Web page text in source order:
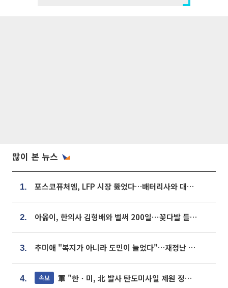
많이 본 뉴스
1. 포스코퓨처엠, LFP 시장 뚫었다…배터리사와 대규모 장기 공급 합의
2. 아옳이, 한의사 김형배와 벌써 200일⋯꽃다발 들고 "프러포즈 아냐"
3. 추미애 "복지가 아니라 도민이 늘었다"…재정난 책임론 정면돌파
4. 속보 軍 "한ㆍ미, 北 발사 탄도미사일 제원 정밀분석 중"